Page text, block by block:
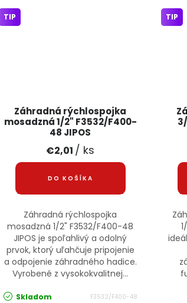
Záhradná rýchlospojka
mosadzná 1/2" F3532/F400-
48 JIPOS
TIP
€2,01 / ks
DO KOŠÍKA
Záhradná rýchlospojka
mosadzná 1/2" F3532/F400-48
JIPOS je spoľahlivý a odolný
prvok, ktorý uľahčuje pripojenie
a odpojenie záhradného hadice.
Vyrobené z vysokokvalitnej...
Skladom F3532/F400-48
TIP